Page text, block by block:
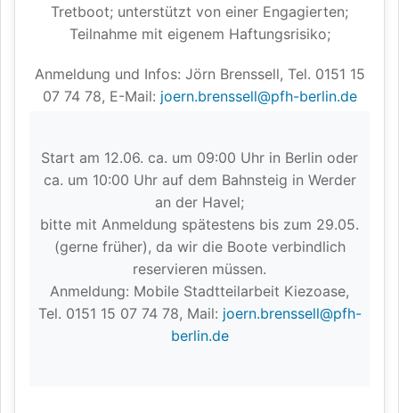
Tretboot; unterstützt von einer Engagierten;
Teilnahme mit eigenem Haftungsrisiko;
Anmeldung und Infos: Jörn Brenssell, Tel. 0151 15
07 74 78, E-Mail: joern.brenssell@pfh-berlin.de
Start am 12.06. ca. um 09:00 Uhr in Berlin oder
ca. um 10:00 Uhr auf dem Bahnsteig in Werder
an der Havel;
bitte mit Anmeldung spätestens bis zum 29.05.
(gerne früher), da wir die Boote verbindlich
reservieren müssen.
Anmeldung: Mobile Stadtteilarbeit Kiezoase,
Tel. 0151 15 07 74 78, Mail: joern.brenssell@pfh-
berlin.de